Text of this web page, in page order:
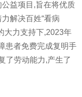
益项目,旨在将优质
解决百姓“看病
大力支持下,2023年
患者免费完成复明手
了劳动能力,产生了